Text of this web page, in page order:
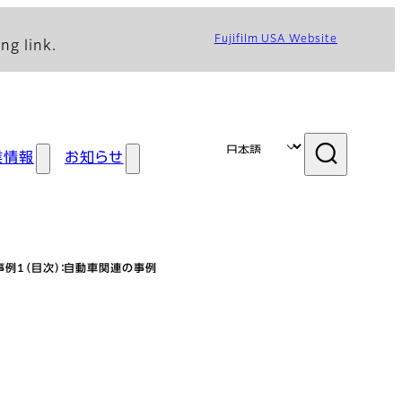
link. Fujifilm USA Website
報 お知らせ
1（目次）：自動車関連の事例